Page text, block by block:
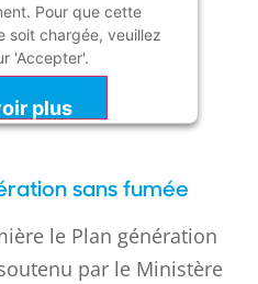
Pour que cette
soit chargée, veuillez
'Accepter'.
plus
Consent
sans fumée
le Plan génération
par le Ministère